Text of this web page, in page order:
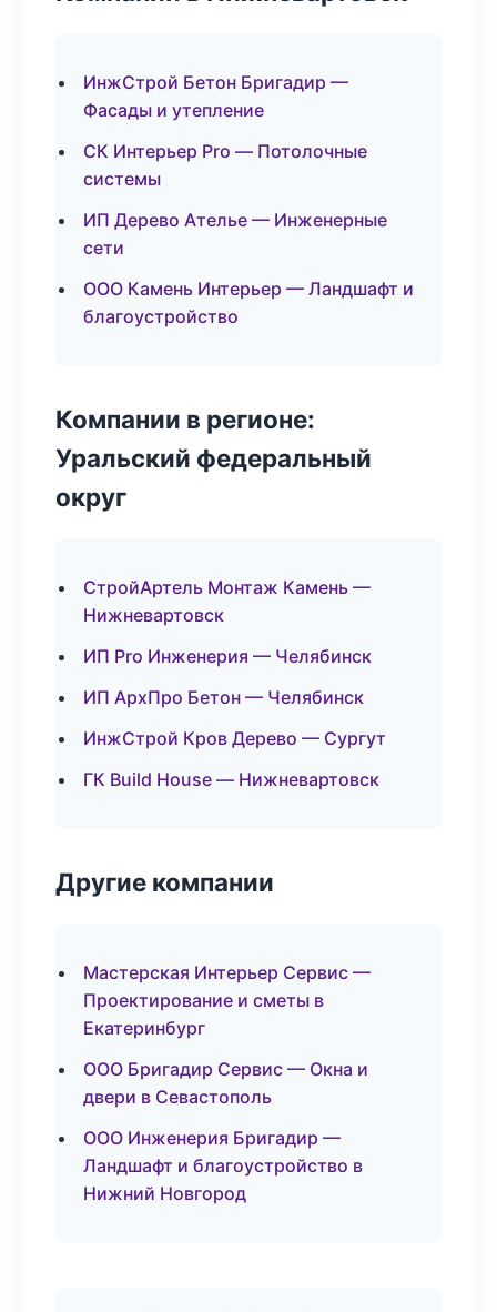
ИнжСтрой Бетон Бригадир —
Фасады и утепление
СК Интерьер Pro — Потолочные
системы
ИП Дерево Ателье — Инженерные
сети
ООО Камень Интерьер — Ландшафт и
благоустройство
Компании в регионе:
Уральский федеральный
округ
СтройАртель Монтаж Камень —
Нижневартовск
ИП Pro Инженерия — Челябинск
ИП АрхПро Бетон — Челябинск
ИнжСтрой Кров Дерево — Сургут
ГК Build House — Нижневартовск
Другие компании
Мастерская Интерьер Сервис —
Проектирование и сметы в
Екатеринбург
ООО Бригадир Сервис — Окна и
двери в Севастополь
ООО Инженерия Бригадир —
Ландшафт и благоустройство в
Нижний Новгород